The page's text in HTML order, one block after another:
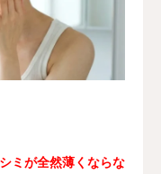
ミが全然薄くならな
Español 한국어